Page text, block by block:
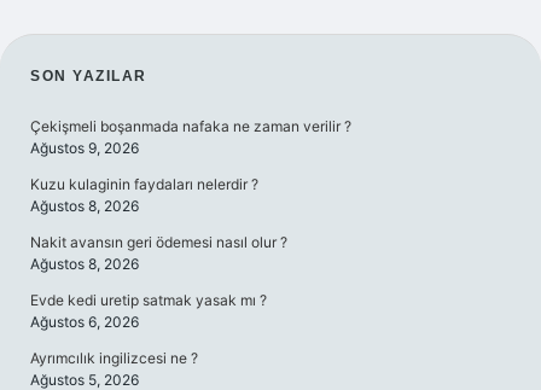
SIDEBAR
SON YAZILAR
Çekişmeli boşanmada nafaka ne zaman verilir ?
Ağustos 9, 2026
Kuzu kulaginin faydaları nelerdir ?
Ağustos 8, 2026
Nakit avansın geri ödemesi nasıl olur ?
Ağustos 8, 2026
Evde kedi uretip satmak yasak mı ?
Ağustos 6, 2026
Ayrımcılık ingilizcesi ne ?
Ağustos 5, 2026